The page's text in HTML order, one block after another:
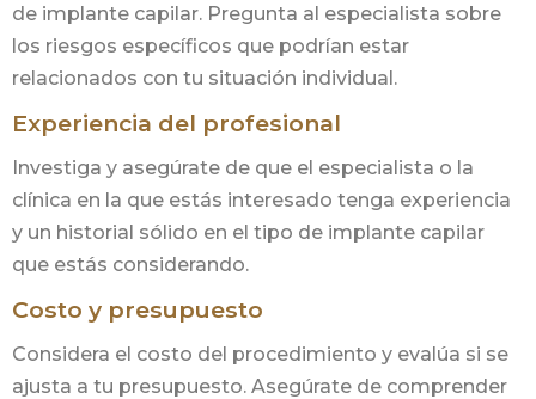
de implante capilar. Pregunta al especialista sobre
los riesgos específicos que podrían estar
relacionados con tu situación individual.
Experiencia del profesional
Investiga y asegúrate de que el especialista o la
clínica en la que estás interesado tenga experiencia
y un historial sólido en el tipo de implante capilar
que estás considerando.
Costo y presupuesto
Considera el costo del procedimiento y evalúa si se
ajusta a tu presupuesto. Asegúrate de comprender